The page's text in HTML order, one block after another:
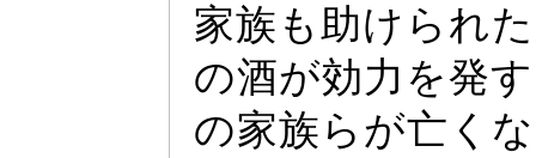
家族も助けられ
の酒が効力を発
の家族らが亡く